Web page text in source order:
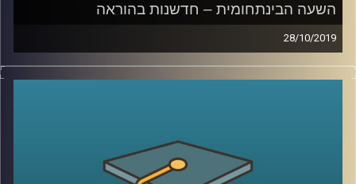
השעה הבינתחומית – חדשנות בהוראה
28/10/2019
האם האקדמיה עדיין רלוונטית לשוק העבודה?
הזאת היא על ידי אמצעים חדשים להוראה